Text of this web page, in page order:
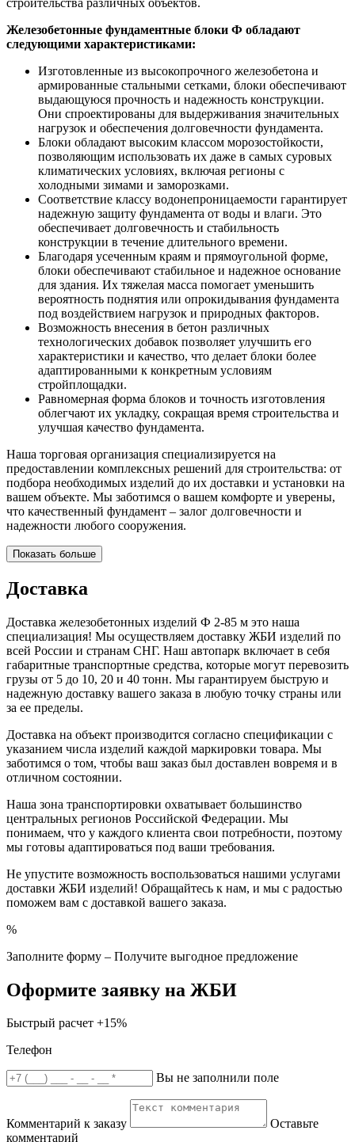
Железобетонные фундаментные блоки Ф обладают
следующими характеристиками:
Изготовленные из высокопрочного железобетона и
армированные стальными сетками, блоки обеспечивают
выдающуюся прочность и надежность конструкции.
Они спроектированы для выдерживания значительных
нагрузок и обеспечения долговечности фундамента.
Блоки обладают высоким классом морозостойкости,
позволяющим использовать их даже в самых суровых
климатических условиях, включая регионы с
холодными зимами и заморозками.
Соответствие классу водонепроницаемости гарантирует
надежную защиту фундамента от воды и влаги. Это
обеспечивает долговечность и стабильность
конструкции в течение длительного времени.
Благодаря усеченным краям и прямоугольной форме,
блоки обеспечивают стабильное и надежное основание
для здания. Их тяжелая масса помогает уменьшить
вероятность поднятия или опрокидывания фундамента
под воздействием нагрузок и природных факторов.
Возможность внесения в бетон различных
технологических добавок позволяет улучшить его
характеристики и качество, что делает блоки более
адаптированными к конкретным условиям
стройплощадки.
Равномерная форма блоков и точность изготовления
облегчают их укладку, сокращая время строительства и
улучшая качество фундамента.
Наша торговая организация специализируется на
предоставлении комплексных решений для строительства: от
подбора необходимых изделий до их доставки и установки на
вашем объекте. Мы заботимся о вашем комфорте и уверены,
что качественный фундамент – залог долговечности и
надежности любого сооружения.
Показать больше
Доставка
Доставка железобетонных изделий Ф 2-85 м это наша
специализация! Мы осуществляем доставку ЖБИ изделий по
всей России и странам СНГ. Наш автопарк включает в себя
габаритные транспортные средства, которые могут перевозить
грузы от 5 до 10, 20 и 40 тонн. Мы гарантируем быструю и
надежную доставку вашего заказа в любую точку страны или
за ее пределы.
Доставка на объект производится согласно спецификации с
указанием числа изделий каждой маркировки товара. Мы
заботимся о том, чтобы ваш заказ был доставлен вовремя и в
отличном состоянии.
Наша зона транспортировки охватывает большинство
центральных регионов Российской Федерации. Мы
понимаем, что у каждого клиента свои потребности, поэтому
мы готовы адаптироваться под ваши требования.
Не упустите возможность воспользоваться нашими услугами
доставки ЖБИ изделий! Обращайтесь к нам, и мы с радостью
поможем вам с доставкой вашего заказа.
%
Заполните форму – Получите выгодное предложение
Оформите заявку на ЖБИ
Быстрый расчет +15%
Телефон
Вы не заполнили поле
Комментарий к заказу
Оставьте
комментарий